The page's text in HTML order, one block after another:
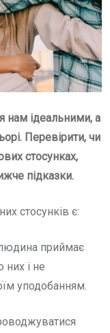
нам ідеальними, а
Перевірити, чи
стосунках,
підказки.
стосунків є:
приймає
них і не
уподобанням.